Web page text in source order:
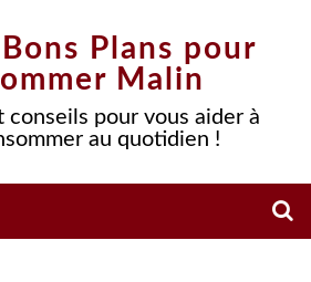
Plans pour
Malin
conseils pour vous aider à
au quotidien !